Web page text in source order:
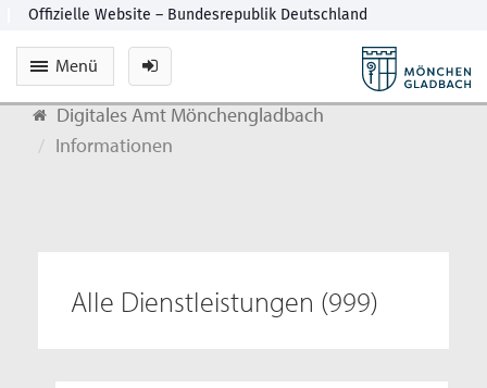
Menü
Digitales Amt Mönchengladbach
Informationen
Alle Dienstleistungen (999)